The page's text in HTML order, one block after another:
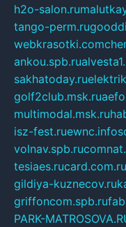
h2o-salon.ru
tango-perm.ru
webkrasotki.com
ankou.spb.ru
sakhatoday.ru
golf2club.msk.ru
multimodal.msk.ru
isz-fest.ruewnc.info
volnav.spb.ru
tesiaes.rucard.com.ru
gildiya-kuznecov.ru
griffoncom.spb.ru
PARK-